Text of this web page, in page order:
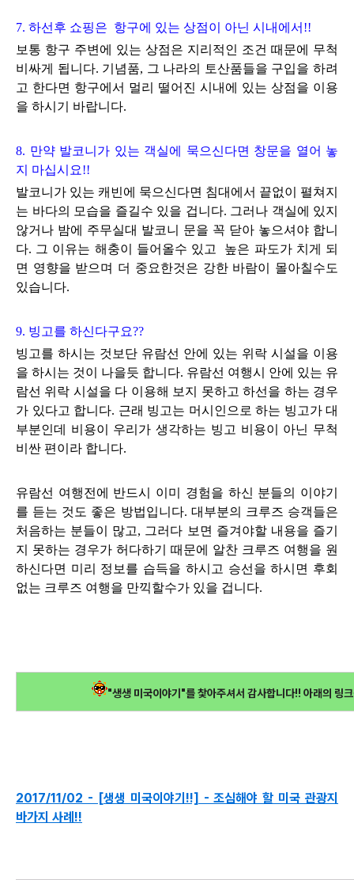
7. 하선후 쇼핑은 항구에 있는 상점이 아닌 시내에서!!
보통 항구 주변에 있는 상점은 지리적인 조건 때문에 무척
비싸게 됩니다. 기념품, 그 나라의 토산품들을 구입을 하려
고 한다면 항구에서 멀리 떨어진 시내에 있는 상점을 이용
을 하시기 바랍니다.
8. 만약 발코니가 있는 객실에 묵으신다면 창문을 열어 놓
지 마십시요!!
발코니가 있는 캐빈에 묵으신다면 침대에서 끝없이 펼쳐지
는 바다의 모습을 즐길수 있을 겁니다. 그러나 객실에 있지
않거나 밤에 주무실대 발코니 문을 꼭 닫아 놓으셔야 합니
다. 그 이유는 해충이 들어올수 있고 높은 파도가 치게 되
면 영향을 받으며 더 중요한것은 강한 바람이 몰아칠수도
있습니다.
9. 빙고를 하신다구요??
빙고를 하시는 것보단 유람선 안에 있는 위락 시설을 이용
을 하시는 것이 나을듯 합니다. 유람선 여행시 안에 있는 유
람선 위락 시설을 다 이용해 보지 못하고 하선을 하는 경우
가 있다고 합니다. 근래 빙고는 머시인으로 하는 빙고가 대
부분인데 비용이 우리가 생각하는 빙고 비용이 아닌 무척
비싼 편이라 합니다.
유람선 여행전에 반드시 이미 경험을 하신 분들의 이야기
를 듣는 것도 좋은 방법입니다. 대부분의 크루즈 승객들은
처음하는 분들이 많고, 그러다 보면 즐겨야할 내용을 즐기
지 못하는 경우가 허다하기 때문에 알찬 크루즈 여행을 원
하신다면 미리 정보를 습득을 하시고 승선을 하시면 후회
없는 크루즈 여행을 만끽할수가 있을 겁니다.
"생생 미국이야기"를 찿아주셔서 감사합니다!! 아래의 링
2017/11/02 - [생생 미국이야기!!] - 조심해야 할 미국 관광지
바가지 사례!!